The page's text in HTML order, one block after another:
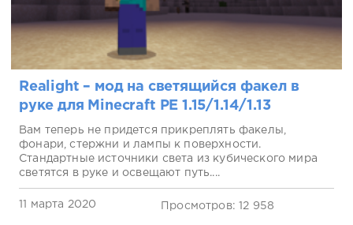
Realight – мод на светящийся факел в
руке для Minecraft PE 1.15/1.14/1.13
Вам теперь не придется прикреплять факелы,
фонари, стержни и лампы к поверхности.
Стандартные источники света из кубического мира
светятся в руке и освещают путь....
11 марта 2020 Просмотров: 12 958